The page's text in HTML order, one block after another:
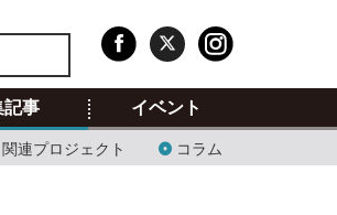
記事
連プロジェクト コラム
イベント